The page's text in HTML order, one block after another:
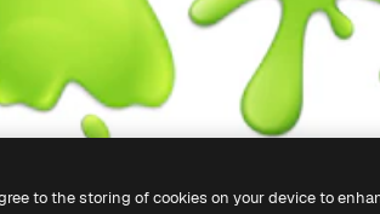
to the storing of cookies on your device to